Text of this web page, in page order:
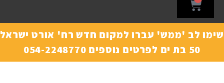
שימו לב 'ממש' עברו למקום חדש רח' אורט ישראל
50 בת ים לפרטים נוספים 054-2248770